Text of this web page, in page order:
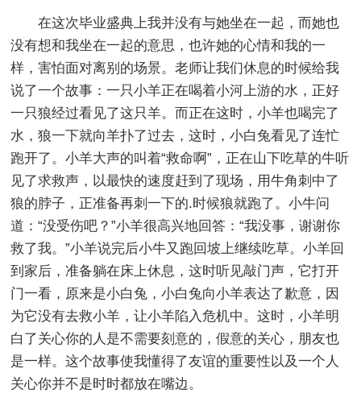
在这次毕业盛典上我并没有与她坐在一起，而她也
没有想和我坐在一起的意思，也许她的心情和我的一
样，害怕面对离别的场景。老师让我们休息的时候给我
说了一个故事：一只小羊正在喝着小河上游的水，正好
一只狼经过看见了这只羊。而正在这时，小羊也喝完了
水，狼一下就向羊扑了过去，这时，小白兔看见了连忙
跑开了。小羊大声的叫着“救命啊”，正在山下吃草的牛听
见了求救声，以最快的速度赶到了现场，用牛角刺中了
狼的脖子，正准备再刺一下的.时候狼就跑了。小牛问
道：“没受伤吧？”小羊很高兴地回答：“我没事，谢谢你
救了我。”小羊说完后小牛又跑回坡上继续吃草。小羊回
到家后，准备躺在床上休息，这时听见敲门声，它打开
门一看，原来是小白兔，小白兔向小羊表达了歉意，因
为它没有去救小羊，让小羊陷入危机中。这时，小羊明
白了关心你的人是不需要刻意的，假意的关心，朋友也
是一样。这个故事使我懂得了友谊的重要性以及一个人
关心你并不是时时都放在嘴边。